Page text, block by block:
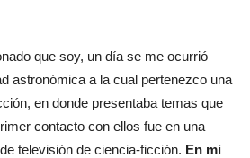
que soy, un día se me ocurrió
astronómica a la cual pertenezco una
en donde presentaba temas que
contacto con ellos fue en una
televisión de ciencia-ficción. En mi